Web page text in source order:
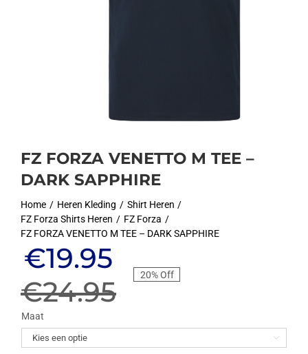
FZ FORZA VENETTO M TEE –
DARK SAPPHIRE
Home Heren Kleding
Shirt Heren
FZ Forza Shirts Heren
FZ Forza
FZ FORZA VENETTO M TEE – DARK SAPPHIRE
€24.95
Oorspronkelijke
prijs
was:
€19.95
Huidige
prijs
is:
20% Off
Maat
